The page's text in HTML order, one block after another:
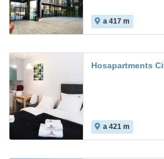
a 417 m
Hosapartments
a 421 m